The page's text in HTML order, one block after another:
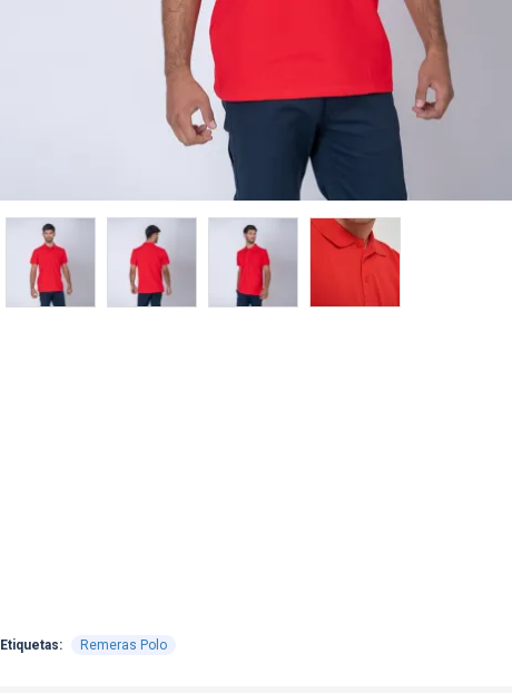
Etiquetas: Remeras Polo